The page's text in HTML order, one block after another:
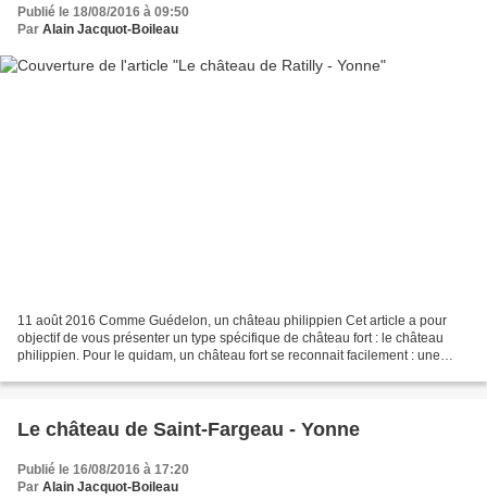
Publié le 18/08/2016 à 09:50
Par Alain Jacquot-Boileau
11 août 2016 Comme Guédelon, un château philippien Cet article a pour
objectif de vous présenter un type spécifique de château fort : le château
philippien. Pour le quidam, un château fort se reconnait facilement : une
Le château de Saint-Fargeau - Yonne
Publié le 16/08/2016 à 17:20
Par Alain Jacquot-Boileau